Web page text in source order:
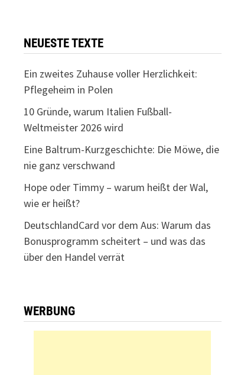
NEUESTE TEXTE
Ein zweites Zuhause voller Herzlichkeit:
Pflegeheim in Polen
10 Gründe, warum Italien Fußball-
Weltmeister 2026 wird
Eine Baltrum-Kurzgeschichte: Die Möwe, die
nie ganz verschwand
Hope oder Timmy – warum heißt der Wal,
wie er heißt?
DeutschlandCard vor dem Aus: Warum das
Bonusprogramm scheitert – und was das
über den Handel verrät
WERBUNG